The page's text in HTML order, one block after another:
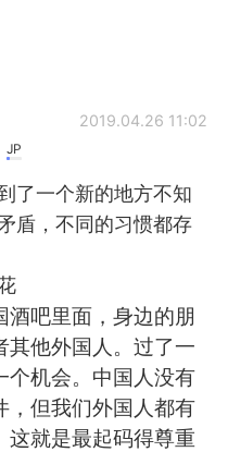
JP
2019.04.26 11:02
了一个新的地方不知
盾，不同的习惯都存
酒吧里面，身边的朋
其他外国人。过了一
个机会。中国人没有
，但我们外国人都有
这就是最起码得尊重